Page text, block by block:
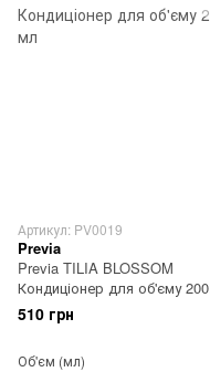
Артикул: PV0019
Previa
Previa TILIA BLOSSOM
Кондиціонер для об'єму 200
мл
510 грн
Об'єм (мл)